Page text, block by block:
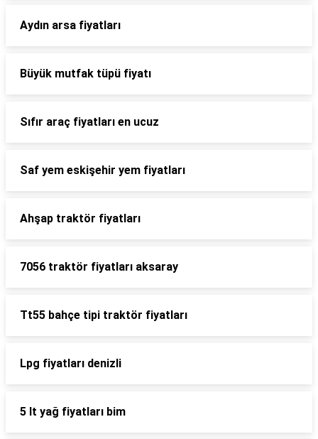
Aydın arsa fiyatları
Büyük mutfak tüpü fiyatı
Sıfır araç fiyatları en ucuz
Saf yem eskişehir yem fiyatları
Ahşap traktör fiyatları
7056 traktör fiyatları aksaray
Tt55 bahçe tipi traktör fiyatları
Lpg fiyatları denizli
5 lt yağ fiyatları bim